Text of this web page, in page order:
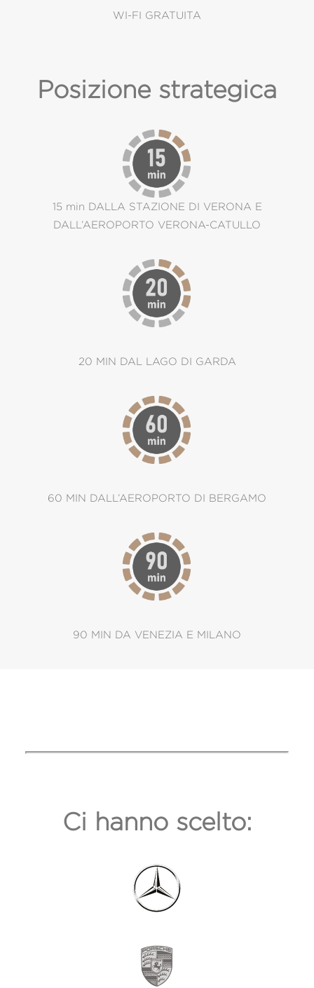
WI-FI GRATUITA
Posizione strategica
15 min DALLA STAZIONE DI VERONA E
DALL’AEROPORTO VERONA-CATULLO
20 MIN DAL LAGO DI GARDA
60 MIN DALL’AEROPORTO DI BERGAMO
90 MIN DA VENEZIA E MILANO
Ci hanno scelto: